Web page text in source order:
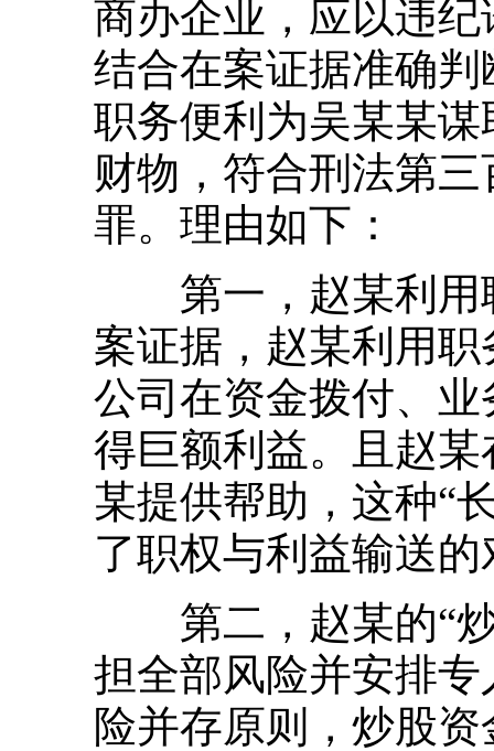
商办企业，应以违
结合在案证据准确
职务便利为吴某某
财物，符合刑法第
罪。理由如下：
第一，赵某利用
案证据，赵某利用
公司在资金拨付、
得巨额利益。且赵
某提供帮助，这种“
了职权与利益输送
第二，赵某的“炒
担全部风险并安排
险并存原则，炒股